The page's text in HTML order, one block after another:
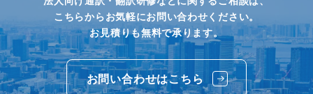
こちらからお気軽にお問い合わせください。
お見積りも無料で承ります。
お問い合わせはこちら